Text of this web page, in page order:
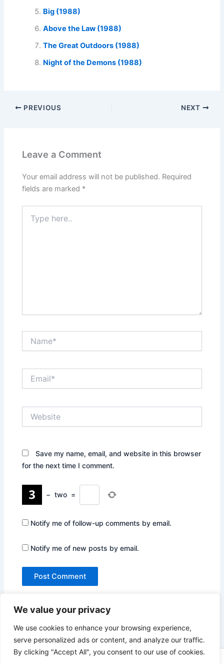
We value your privacy
We use cookies to enhance your browsing experience,
serve personalized ads or content, and analyze our traffic.
By clicking "Accept All", you consent to our use of cookies.
Big (1988)
Above the Law (1988)
The Great Outdoors (1988)
Night of the Demons (1988)
PREVIOUS NEXT
Leave a Comment
Your email address will not be published. Required
fields are marked *
here..
Save my name, email, and website in this browser
for the next time I comment.
− two =
Notify me of follow-up comments by email.
Notify me of new posts by email.